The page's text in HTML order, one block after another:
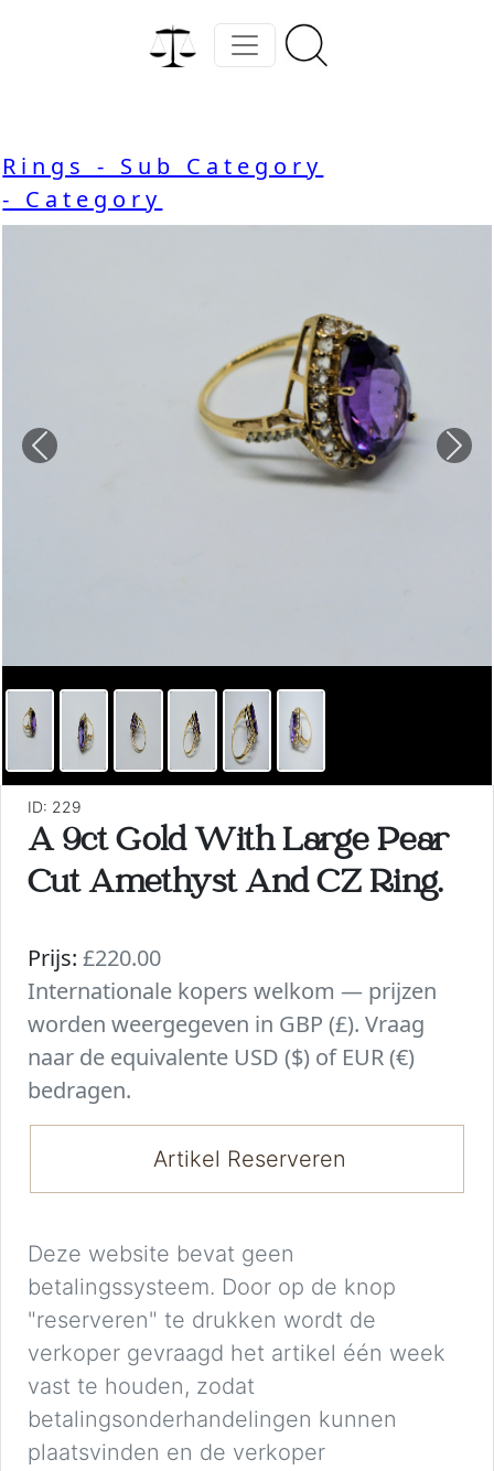
Rings - Sub Category
- Category
Previous
ID: 229
A 9ct Gold With Large Pear
Cut Amethyst And CZ Ring.
Prijs: £220.00
Internationale kopers welkom — prijzen
worden weergegeven in GBP (£). Vraag
naar de equivalente USD ($) of EUR (€)
bedragen.
Artikel Reserveren
Deze website bevat geen
betalingssysteem. Door op de knop
"reserveren" te drukken wordt de
verkoper gevraagd het artikel één week
vast te houden, zodat
betalingsonderhandelingen kunnen
plaatsvinden en de verkoper